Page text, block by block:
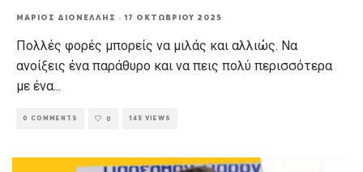
ΜΆΡΙΟΣ ΔΙΟΝΈΛΛΗΣ · 17 ΟΚΤΩΒΡΊΟΥ 2025
Πολλές φορές μπορείς να μιλάς και αλλιώς. Να
ανοίξεις ένα παράθυρο και να πεις πολύ περισσότερα
με ένα...
0 COMMENTS 0 145 VIEWS